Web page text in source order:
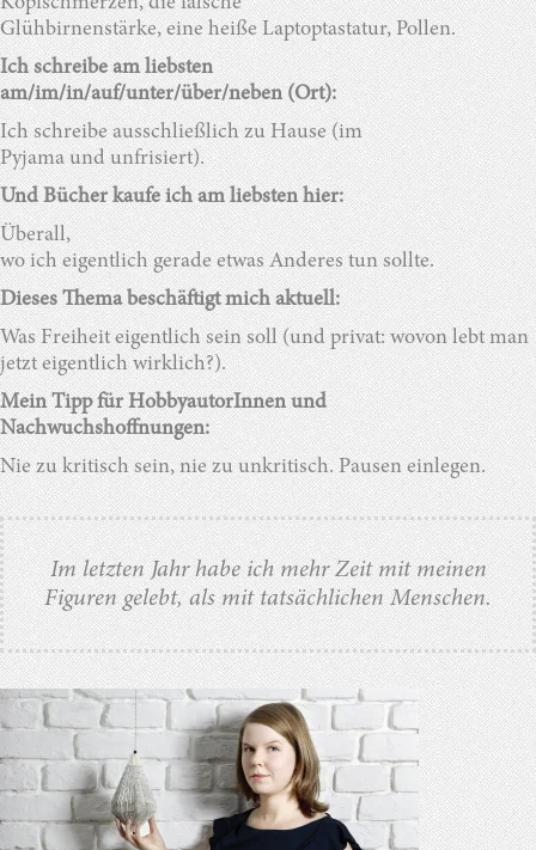
Glühbirnenstärke, eine heiße Laptoptastatur, Pollen.
Ich schreibe am liebsten
am/im/in/auf/unter/über/neben (Ort):
Ich schreibe ausschließlich zu Hause (im
Pyjama und unfrisiert).
Und Bücher kaufe ich am liebsten hier:
Überall,
wo ich eigentlich gerade etwas Anderes tun sollte.
Dieses Thema beschäftigt mich aktuell:
Was Freiheit eigentlich sein soll (und privat: wovon lebt man
jetzt eigentlich wirklich?).
Mein Tipp für HobbyautorInnen und
Nachwuchshoffnungen:
Nie zu kritisch sein, nie zu unkritisch. Pausen einlegen.
Im letzten Jahr habe ich mehr Zeit mit meinen
Figuren gelebt, als mit tatsächlichen Menschen.